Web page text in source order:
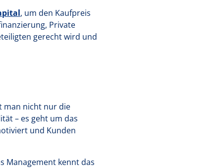
, um den Kaufpreis
Private
gerecht wird und
man nicht nur die
– es geht um das
und Kunden
Management kennt das